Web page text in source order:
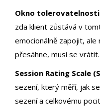
Okno tolerovatelnosti
zda klient zůstává v
emocionálně zapojit, ale
přesáhne, musí se vrátit.
Session Rating Scale
sezení, který měří, jak
sezení a celkovému